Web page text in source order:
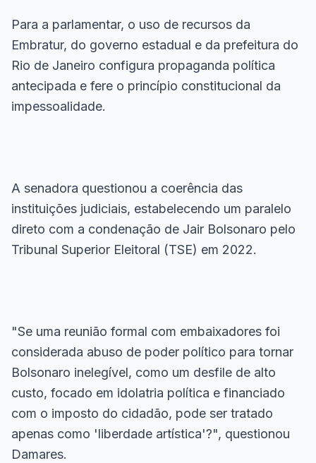
Para a parlamentar, o uso de recursos da
Embratur, do governo estadual e da prefeitura do
Rio de Janeiro configura propaganda política
antecipada e fere o princípio constitucional da
impessoalidade.
A senadora questionou a coerência das
instituições judiciais, estabelecendo um paralelo
direto com a condenação de Jair Bolsonaro pelo
Tribunal Superior Eleitoral (TSE) em 2022.
"Se uma reunião formal com embaixadores foi
considerada abuso de poder político para tornar
Bolsonaro inelegível, como um desfile de alto
custo, focado em idolatria política e financiado
com o imposto do cidadão, pode ser tratado
apenas como 'liberdade artística'?", questionou
Damares.